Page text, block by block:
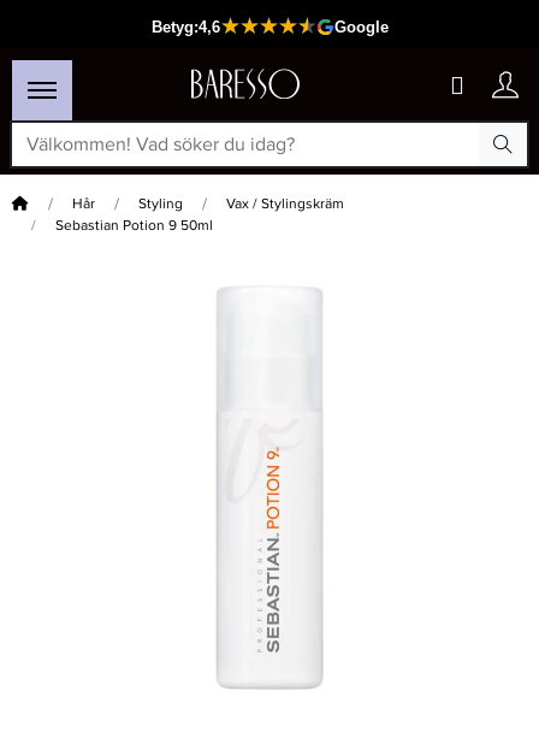
Hem Hår Styling
Vax / Stylingskräm
Sebastian Potion 9 50ml
Wella Professionals Smoothfiller 500ml - Inpackning
1 279,20 kr